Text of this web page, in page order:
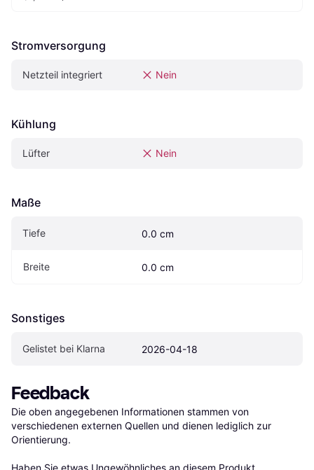
Stromversorgung
Netzteil integriert Nein
Kühlung
Lüfter Nein
Maße
Tiefe 0.0 cm
Breite 0.0 cm
Sonstiges
Gelistet bei Klarna 2026-04-18
Feedback
Die oben angegebenen Informationen stammen von
verschiedenen externen Quellen und dienen lediglich zur
Orientierung.
Haben Sie etwas Ungewöhnliches an diesem Produkt